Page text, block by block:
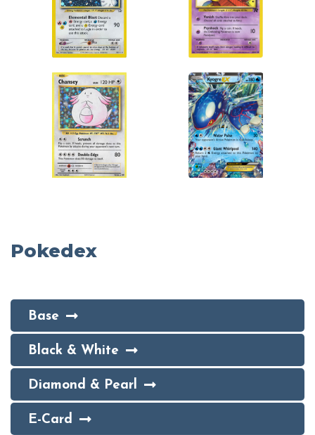
Pokedex
Base
Black & White
Diamond & Pearl
E-Card